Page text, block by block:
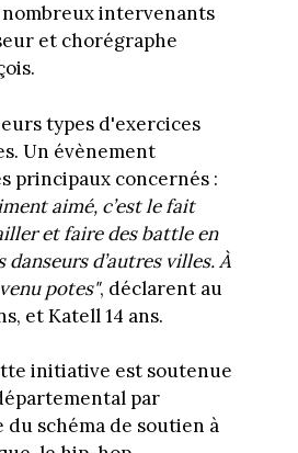
intervenants
et chorégraphe
types d'exercices
Un évènement
principaux concernés :
aimé, c’est le fait
et faire des battle en
danseurs d’autres villes. À
potes", déclarent au
et Katell 14 ans.
initiative est soutenue
par
schéma de soutien à